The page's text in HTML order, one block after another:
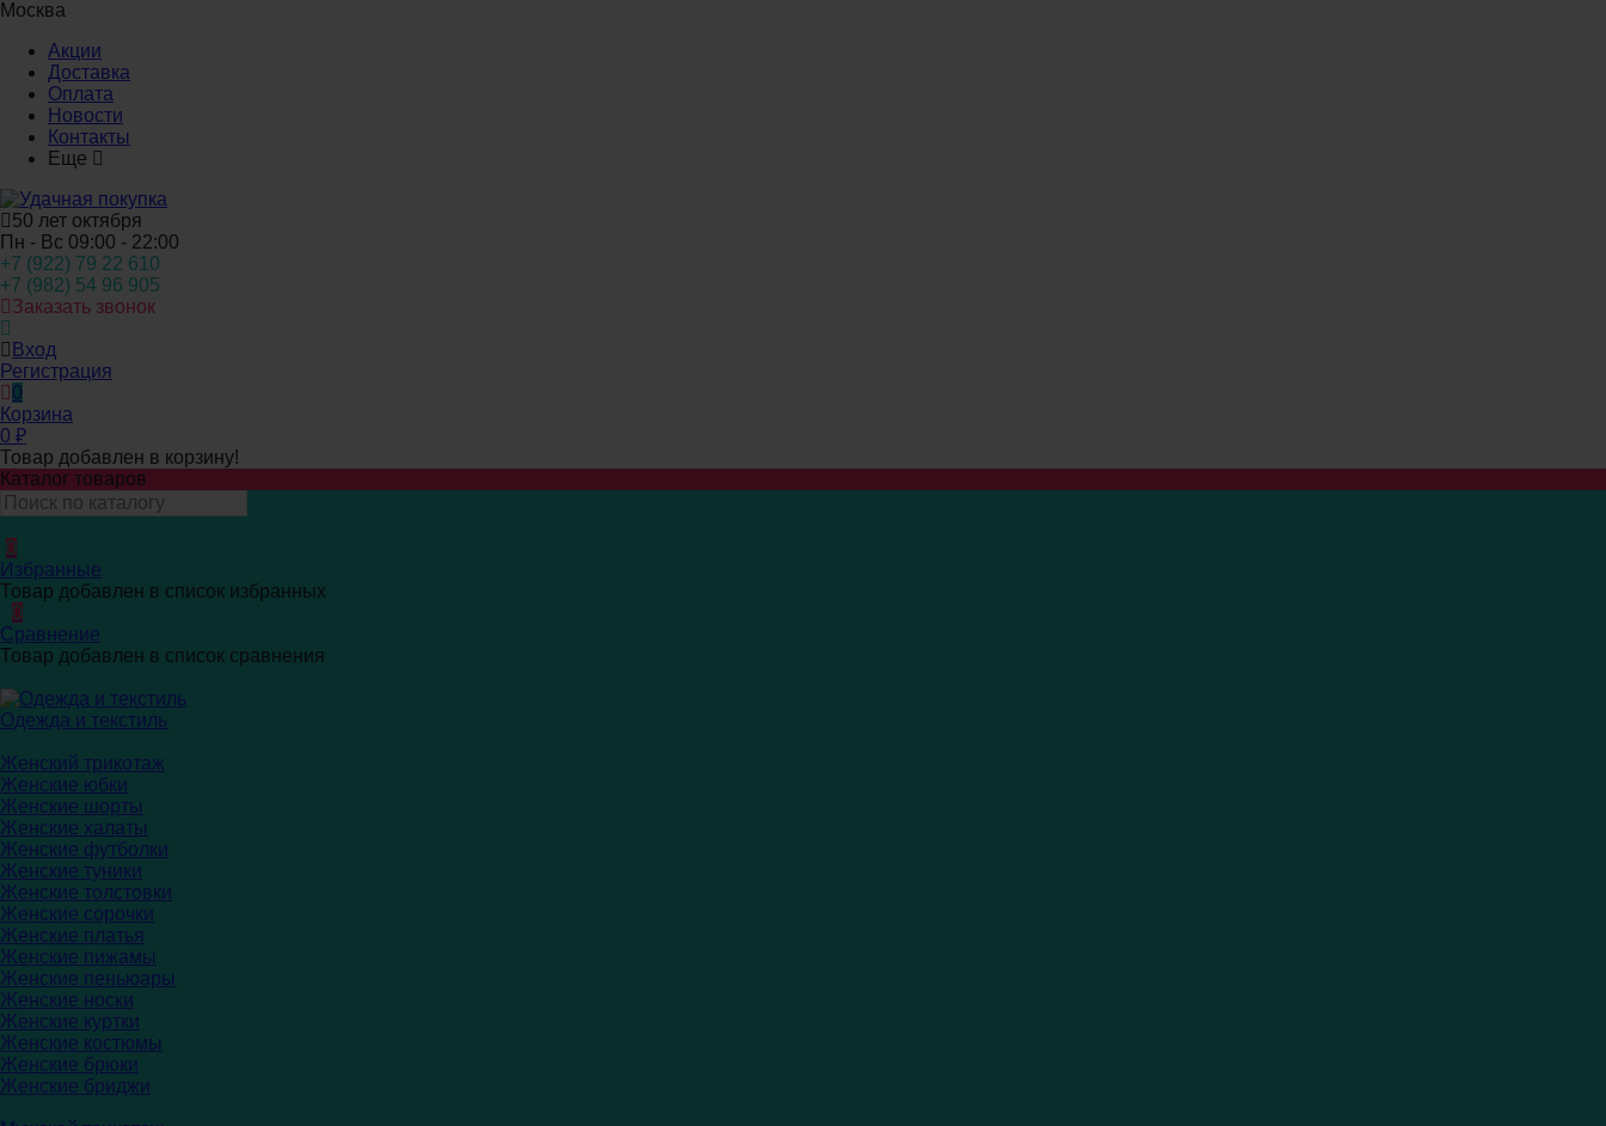
Москва
Акции
Доставка
Оплата
Новости
Контакты
Еще
50 лет октября
Пн - Вс 09:00 - 22:00
+7 (922) 79 22 610
+7 (982) 54 96 905
Заказать звонок
Вход
Регистрация
0
Корзина
0 ₽
Товар добавлен в корзину!
Каталог товаров
0
Избранные
Товар добавлен в список избранных
0
Сравнение
Товар добавлен в список сравнения
Одежда и текстиль
Женский трикотаж
Женские юбки
Женские шорты
Женские халаты
Женские футболки
Женские туники
Женские толстовки
Женские сорочки
Женские платья
Женские пижамы
Женские пеньюары
Женские носки
Женские куртки
Женские костюмы
Женские брюки
Женские бриджи